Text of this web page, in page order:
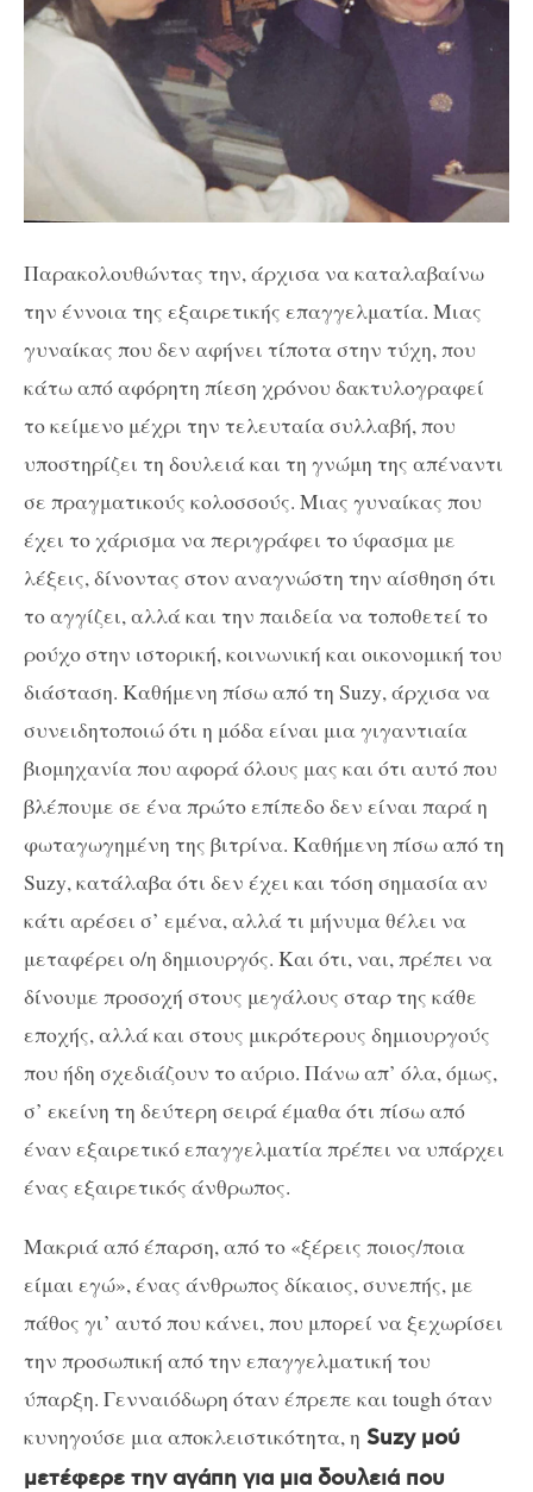
Παρακολουθώντας την, άρχισα να καταλαβαίνω
την έννοια της εξαιρετικής επαγγελματία. Μιας
γυναίκας που δεν αφήνει τίποτα στην τύχη, που
κάτω από αφόρητη πίεση χρόνου δακτυλογραφεί
το κείμενο μέχρι την τελευταία συλλαβή, που
υποστηρίζει τη δουλειά και τη γνώμη της απέναντι
σε πραγματικούς κολοσσούς. Μιας γυναίκας που
έχει το χάρισμα να περιγράφει το ύφασμα με
λέξεις, δίνοντας στον αναγνώστη την αίσθηση ότι
το αγγίζει, αλλά και την παιδεία να τοποθετεί το
ρούχο στην ιστορική, κοινωνική και οικονομική του
διάσταση. Καθήμενη πίσω από τη Suzy, άρχισα να
συνειδητοποιώ ότι η μόδα είναι μια γιγαντιαία
βιομηχανία που αφορά όλους μας και ότι αυτό που
βλέπουμε σε ένα πρώτο επίπεδο δεν είναι παρά η
φωταγωγημένη της βιτρίνα. Καθήμενη πίσω από τη
Suzy, κατάλαβα ότι δεν έχει και τόση σημασία αν
κάτι αρέσει σ’ εμένα, αλλά τι μήνυμα θέλει να
μεταφέρει ο/η δημιουργός. Και ότι, ναι, πρέπει να
δίνουμε προσοχή στους μεγάλους σταρ της κάθε
εποχής, αλλά και στους μικρότερους δημιουργούς
που ήδη σχεδιάζουν το αύριο. Πάνω απ’ όλα, όμως,
σ’ εκείνη τη δεύτερη σειρά έμαθα ότι πίσω από
έναν εξαιρετικό επαγγελματία πρέπει να υπάρχει
ένας εξαιρετικός άνθρωπος.
Μακριά από έπαρση, από το «ξέρεις ποιος/ποια
είμαι εγώ», ένας άνθρωπος δίκαιος, συνεπής, με
πάθος γι’ αυτό που κάνει, που μπορεί να ξεχωρίσει
την προσωπική από την επαγγελματική του
ύπαρξη. Γενναιόδωρη όταν έπρεπε και toughόταν
κυνηγούσε μια αποκλειστικότητα, η Suzyμού
μετέφερε την αγάπη για μια δουλειά που